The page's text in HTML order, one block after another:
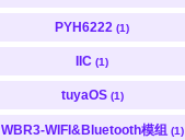
PYH6222 (1)
IIC (1)
tuyaOS (1)
WBR3-WIFI&Bluetooth模组 (1)